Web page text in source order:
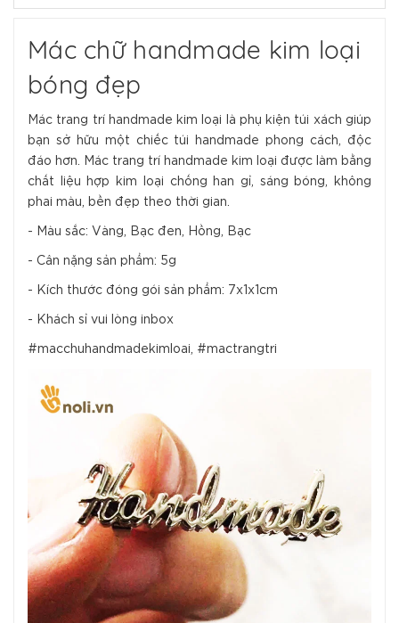
Mác chữ handmade kim loại
bóng đẹp
Mác trang trí handmade kim loại là phụ kiện túi xách giúp
bạn sở hữu một chiếc túi handmade phong cách, độc
đáo hơn. Mác trang trí handmade kim loại được làm bằng
chất liệu hợp kim loại chống han gỉ, sáng bóng, không
phai màu, bền đẹp theo thời gian.
- Màu sắc: Vàng, Bạc đen, Hồng, Bạc
- Cân nặng sản phẩm: 5g
- Kích thước đóng gói sản phẩm: 7x1x1cm
- Khách sỉ vui lòng inbox
#macchuhandmadekimloai, #mactrangtri